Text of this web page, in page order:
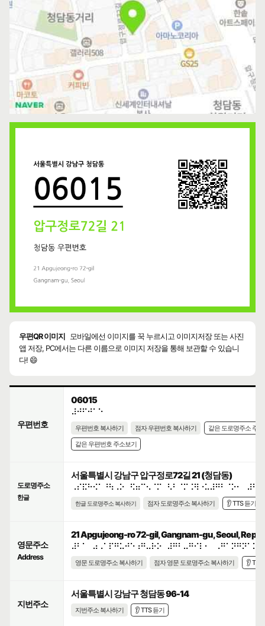
우편QR 이미지
모바일에선 이미지를 꾹 누르시고 이미지저장 또는 사진
앱 저장, PC에서는 다른 이름으로 이미지 저장을 통해 보관할 수 있습니
다! 😄
우편번호
06015
⠼⠚⠋⠚⠁⠑
우편번호 복사하기 점자 우편번호 복사하기
같은 도로명주소 주
같은 우편번호 주소보기
도로명주소
한글
서울특별시 강남구 압구정로72길 21 (청담동)
⠠⠎⠯⠓⠪⠁⠘⠳⠠⠕⠀⠫⠶⠉⠢⠈⠍⠀⠣⠃⠈⠍⠨⠻⠐⠥⠼⠛⠃⠈⠕⠂⠀⠼⠃⠁
한글 도로명주소 복사하기 점자 도로명주소 복사하기 👂 TTS 듣기
영문주소
Address
21 Apgujeong-ro 72-gil, Gangnam-gu, Seoul,
영문 도로명주소 복사하기 점자 영문 도로명주소 복사하기 👂 TTS
지번주소
서울특별시 강남구 청담동 96-14
지번주소 복사하기 👂 TTS 듣기